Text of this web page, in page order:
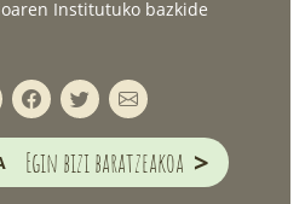
Institutuko bazkide
Egin bizi baratzeakoa >